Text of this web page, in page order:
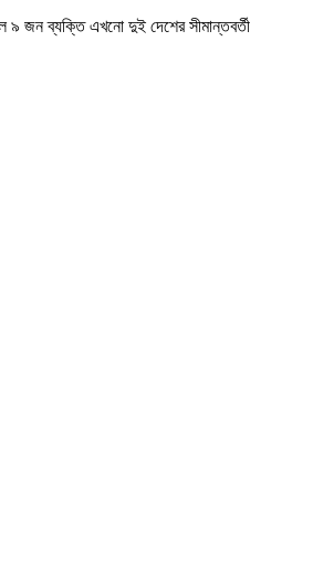
৯ জন ব্যক্তি এখনো দুই দেশের সীমান্তবর্তী